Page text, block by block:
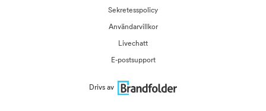
Sekretesspolicy
Användarvillkor
Livechatt
E-postsupport
Drivs av